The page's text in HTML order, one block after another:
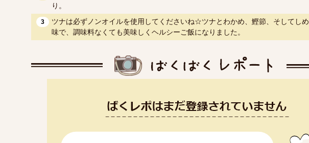
り。
3
ツナは必ずノンオイルを使用してくださいね☆ツナとわかめ、鰹節、そしてし
味で、調味料なくても美味しくヘルシーご飯になりました。